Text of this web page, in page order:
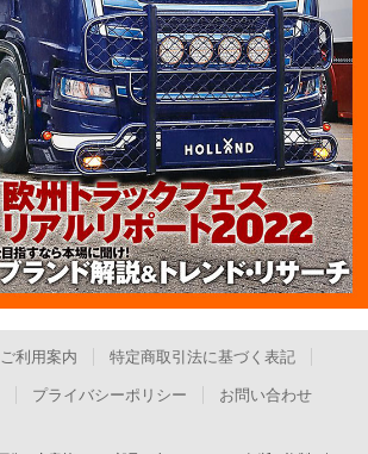
ご利用案内 特定商取引法に基づく表記
プライバシーポリシー お問い合わせ